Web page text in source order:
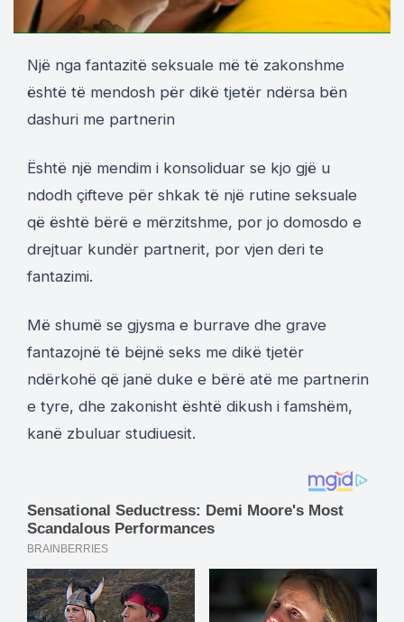
Një nga fantazitë seksuale më të zakonshme
është të mendosh për dikë tjetër ndërsa bën
dashuri me partnerin
Është një mendim i konsoliduar se kjo gjë u
ndodh çifteve për shkak të një rutine seksuale
që është bërë e mërzitshme, por jo domosdo e
drejtuar kundër partnerit, por vjen deri te
fantazimi.
Më shumë se gjysma e burrave dhe grave
fantazojnë të bëjnë seks me dikë tjetër
ndërkohë që janë duke e bërë atë me partnerin
e tyre, dhe zakonisht është dikush i famshëm,
kanë zbuluar studiuesit.